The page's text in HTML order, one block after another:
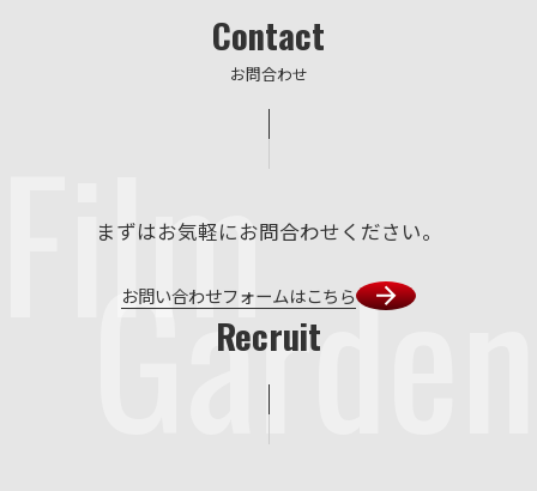
Film
Garden
Contact
お問合わせ
まずはお気軽にお問合わせください。
お問い合わせフォームはこちら
Recruit